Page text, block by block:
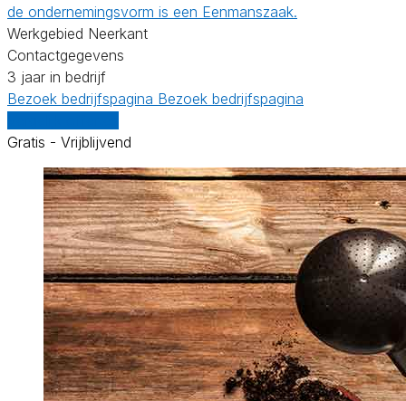
de ondernemingsvorm is een Eenmanszaak.
Werkgebied Neerkant
Contactgegevens
3 jaar in bedrijf
Bezoek bedrijfspagina Bezoek bedrijfspagina
Gratis - Vrijblijvend